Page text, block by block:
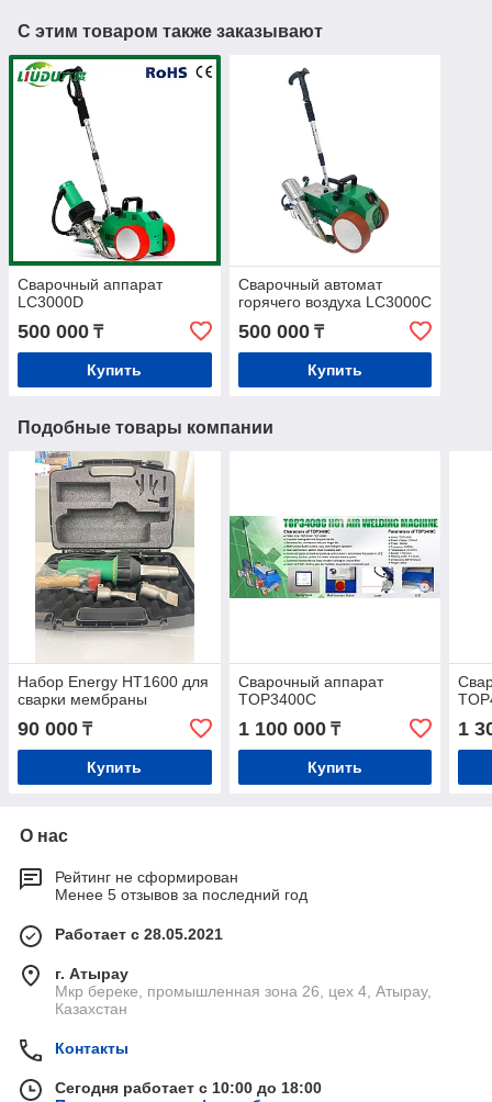
С этим товаром также заказывают
Сварочный аппарат
LC3000D
500 000 ₸
Купить
Сварочный автомат
горячего воздуха LC3000C
500 000₸
Купить
Подобные товары компании
Набор Energy HT1600 для
сварки мембраны
90 000 ₸
Купить
Сварочный аппарат
TOP3400C
1 100 000₸
Купить
1
О нас
Рейтинг не сформирован
Менее 5 отзывов за последний год
Работает с 28.05.2021
г. Атырау
Мкр береке, промышленная зона 26, цех 4, Атырау,
Казахстан
Контакты
Сегодня работает с 10:00 до 18:00